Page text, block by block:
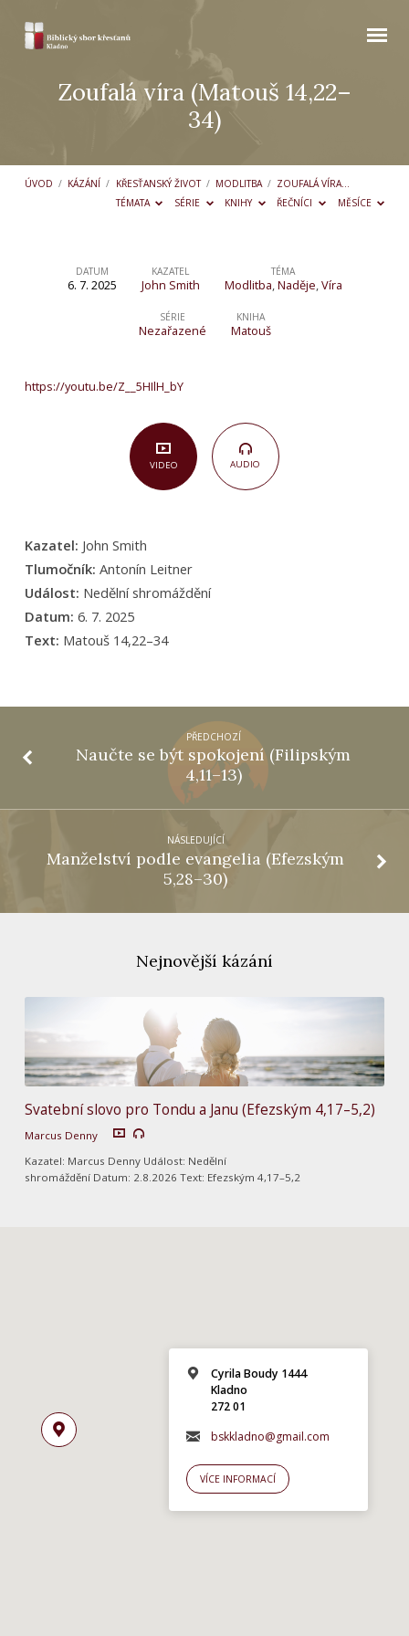
Zoufalá víra (Matouš 14,22–
34)
ÚVOD / KÁZÁNÍ / KŘESŤANSKÝ ŽIVOT / MODLITBA / ZOUFALÁ VÍRA…
TÉMATA
SÉRIE KNIHY ŘEČNÍCI MĚSÍCE
Zoufalá
34)
DATUM
6. 7. 2025
KAZATEL
John Smith
TÉMA
Modlitba,Naděje,Víra
SÉRIE
Nezařazené
KNIHA
Matouš
https://youtu.be/Z__5HIlH_bY
VIDEO AUDIO
Kazatel: John Smith
Tlumočník: Antonín Leitner
Událost: Nedělní shromáždění
Datum: 6. 7. 2025
Text: Matouš 14,22–34
PŘEDCHOZÍ
Naučte se být spokojení (Filipským
4,11–13)
NÁSLEDUJÍCÍ
Manželství podle evangelia (Efezským
5,28–30)
Nejnovější kázání
Svatební slovo pro Tondu a Janu (Efezským 4,17–5,2)
Marcus Denny
Kazatel: Marcus Denny Událost: Nedělní
shromáždění Datum: 2.8.2026 Text: Efezským 4,17–5,2
Cyrila Boudy 1444
Kladno
272 01
bskkladno@gmail.com
VÍCE INFORMACÍ